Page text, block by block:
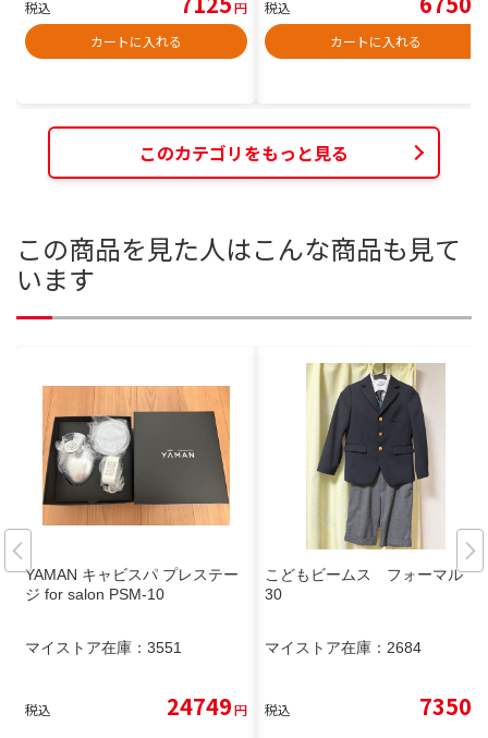
税込
円
カートに入れる
税込
カートに入れる
このカテゴリをもっと見る
この商品を見た人はこんな商品も見て
います
YAMAN キャビスパ プレステー
ジ for salon PSM-10
マイストア在庫： 3551
税込 24749円
こどもビームス フォーマル 1
30
マイストア在庫： 2684
税込 7350